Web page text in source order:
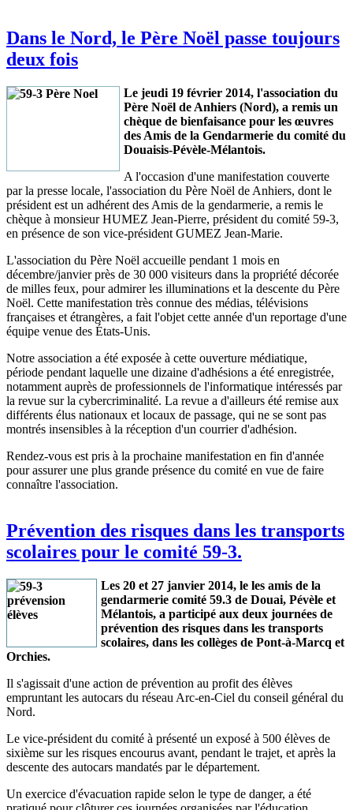
Dans le Nord, le Père Noël passe toujours
deux fois
Le jeudi 19 février 2014, l'association du
Père Noël de Anhiers (Nord), a remis un
chèque de bienfaisance pour les œuvres
des Amis de la Gendarmerie du comité du
Douaisis-Pévèle-Mélantois.
A l'occasion d'une manifestation couverte
par la presse locale, l'association du Père Noël de Anhiers, dont le
président est un adhérent des Amis de la gendarmerie, a remis le
chèque à monsieur HUMEZ Jean-Pierre, président du comité 59-3,
en présence de son vice-président GUMEZ Jean-Marie.
L'association du Père Noël accueille pendant 1 mois en
décembre/janvier près de 30 000 visiteurs dans la propriété décorée
de milles feux, pour admirer les illuminations et la descente du Père
Noël. Cette manifestation très connue des médias, télévisions
françaises et étrangères, a fait l'objet cette année d'un reportage d'une
équipe venue des États-Unis.
Notre association a été exposée à cette ouverture médiatique,
période pendant laquelle une dizaine d'adhésions a été enregistrée,
notamment auprès de professionnels de l'informatique intéressés par
la revue sur la cybercriminalité. La revue a d'ailleurs été remise aux
différents élus nationaux et locaux de passage, qui ne se sont pas
montrés insensibles à la réception d'un courrier d'adhésion.
Rendez-vous est pris à la prochaine manifestation en fin d'année
pour assurer une plus grande présence du comité en vue de faire
connaître l'association.
Prévention des risques dans les transports
scolaires pour le comité 59-3.
Les 20 et 27 janvier 2014, le les amis de la
gendarmerie comité 59.3 de Douai, Pévèle et
Mélantois, a participé aux deux journées de
prévention des risques dans les transports
scolaires, dans les collèges de Pont-à-Marcq et
Orchies.
Il s'agissait d'une action de prévention au profit des élèves
empruntant les autocars du réseau Arc-en-Ciel du conseil général du
Nord.
Le vice-président du comité à présenté un exposé à 500 élèves de
sixième sur les risques encourus avant, pendant le trajet, et après la
descente des autocars mandatés par le département.
Un exercice d'évacuation rapide selon le type de danger, a été